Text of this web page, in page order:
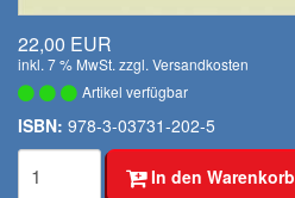
22,00 EUR
inkl. 7 % MwSt. zzgl. Versandkosten
Artikel verfügbar
ISBN: 978-3-03731-202-5
In den Warenkorb